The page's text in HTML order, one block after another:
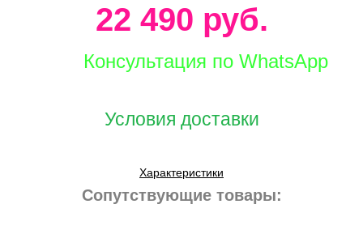
22 490 руб.
Консультация по WhatsApp
Условия доставки
Характеристики
Сопутствующие товары: